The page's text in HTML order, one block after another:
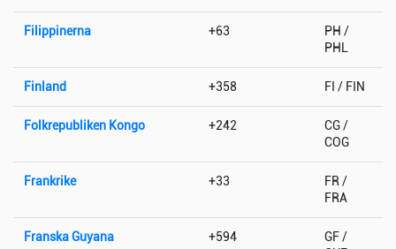
Filippinerna +63
PH /
PHL
Finland +358 FI / FIN
Folkrepubliken Kongo +242
CG /
COG
Frankrike +33
FR /
FRA
Franska Guyana +594
GF /